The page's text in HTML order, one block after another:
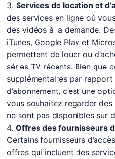
3. Services de location et
des services en ligne où
des vidéos à la demande.
iTunes, Google Play et
permettent de louer ou
séries TV récents. Bien que
supplémentaires par rapport
d’abonnement, c’est une
vous souhaitez regarder
ne sont pas disponibles sur
4. Offres des fournisseurs
Certains fournisseurs
offres qui incluent des